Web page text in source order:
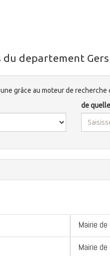
du departement
grâce au moteur de recherche
de
Mairie de
Mairie